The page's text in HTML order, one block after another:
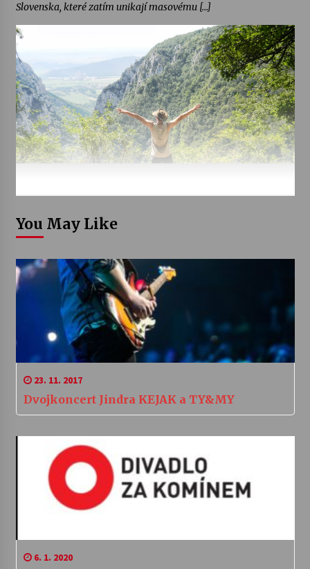
Slovenska, které zatím unikají masovému […]
You May Like
23. 11. 2017
Dvojkoncert Jindra KEJAK a TY&MY
6. 1. 2020